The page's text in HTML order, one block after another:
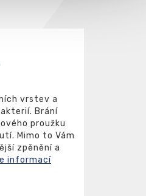
vrstev a
Brání
proužku
Mimo to Vám
zpěnění a
informací